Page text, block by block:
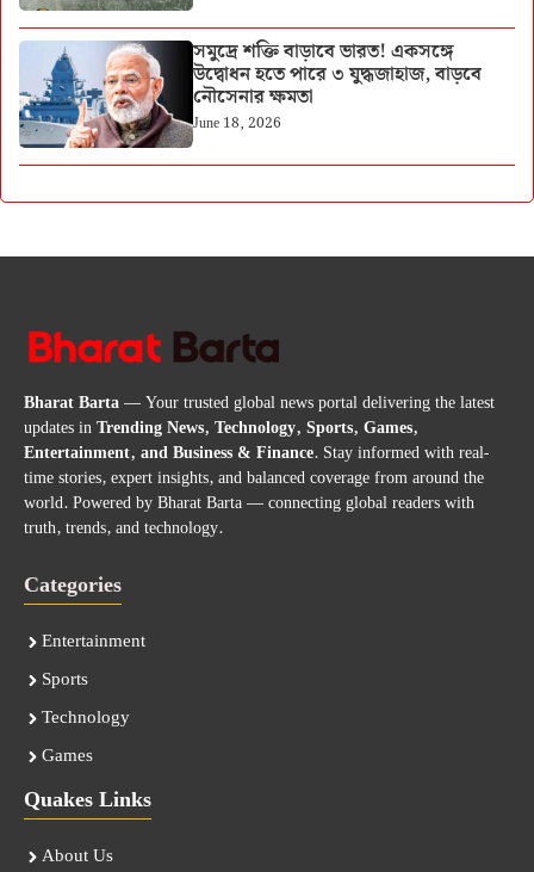
সমুদ্রে শক্তি বাড়াবে ভারত! একসঙ্গে
উদ্বোধন হতে পারে ৩ যুদ্ধজাহাজ, বাড়বে
নৌসেনার ক্ষমতা
June 18, 2026
Bharat Barta— Your trusted global news portal delivering the latest
updates inTrending News, Technology, Sports, Games,
Entertainment, and Business & Finance. Stay informed with real-
time stories, expert insights, and balanced coverage from around the
world. Powered by Bharat Barta — connecting global readers with
truth, trends, and technology.
Categories
Entertainment
Sports
Technology
Games
Quakes Links
About Us